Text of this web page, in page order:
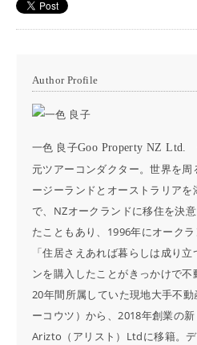
Author Profile
一色 良子Goo Property NZ Ltd.
元ツアーコンダクター。世界を
ージーランドとオーストラリア
で、NZオークランドに移住を決
たこともあり、1996年にオークラ
「住居さえあれば暮らしは成り
ンを購入したことがきっかけで不
20年間所属していた現地大手不
ーコウツ）から、2018年創業の
Arizto（アリスト）Ltdに移籍。